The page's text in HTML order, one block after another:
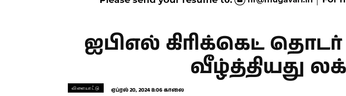
ஐபிஎல் கிரிக்கெட்
வீழ்த்தியது
விளையாட்டு ஏப்ரல் 20, 2024 8:06 காலை